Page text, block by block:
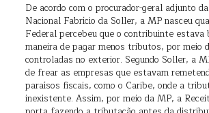
De acordo com o procurador-geral adjunto
Nacional Fabrício da Soller, a MP nasceu
Federal percebeu que o contribuinte estava
maneira de pagar menos tributos, por meio
controladas no exterior. Segundo Soller, a
de frear as empresas que estavam
paraísos fiscais, como o Caribe, onde a
inexistente. Assim, por meio da MP, a